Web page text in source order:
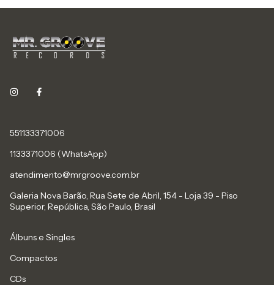
551133371006
1133371006 (WhatsApp)
atendimento@mrgroove.com.br
Galeria Nova Barão, Rua Sete de Abril, 154 - Loja 39 - Piso
Superior, República, São Paulo, Brasil
Álbuns e Singles
Compactos
CDs